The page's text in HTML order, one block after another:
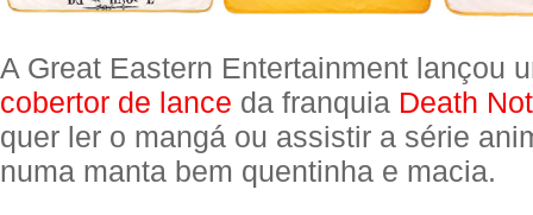
A Great Eastern Entertainment lançou
cobertor de lance da franquia Death
quer ler o mangá ou assistir a série
numa manta bem quentinha e macia.